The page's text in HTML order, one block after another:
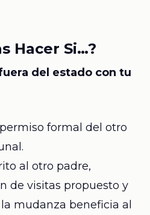
Hacer Si…?
del estado con tu
formal del otro
al otro padre,
de visitas propuesto y
mudanza beneficia al